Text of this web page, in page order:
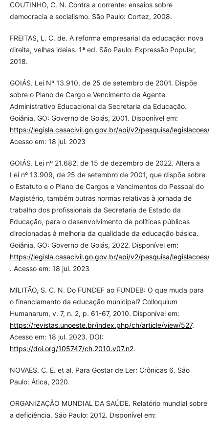
COUTINHO, C. N. Contra a corrente: ensaios sobre
democracia e socialismo. São Paulo: Cortez, 2008.
FREITAS, L. C. de. A reforma empresarial da educação: nova
direita, velhas ideias. 1ª ed. São Paulo: Expressão Popular,
2018.
GOIÁS. Lei Nº 13.910, de 25 de setembro de 2001. Dispõe
sobre o Plano de Cargo e Vencimento de Agente
Administrativo Educacional da Secretaria da Educação.
Goiânia, GO: Governo de Goiás, 2001. Disponível em:
https://legisla.casacivil.go.gov.br/api/v2/pesquisa/legislacoes/
Acesso em: 18 jul. 2023
GOIÁS. Lei nº 21.682, de 15 de dezembro de 2022. Altera a
Lei nº 13.909, de 25 de setembro de 2001, que dispõe sobre
o Estatuto e o Plano de Cargos e Vencimentos do Pessoal do
Magistério, também outras normas relativas à jornada de
trabalho dos profissionais da Secretaria de Estado da
Educação, para o desenvolvimento de políticas públicas
direcionadas à melhoria da qualidade da educação básica.
Goiânia, GO: Governo de Goiás, 2022. Disponível em:
https://legisla.casacivil.go.gov.br/api/v2/pesquisa/legislacoes/
. Acesso em: 18 jul. 2023
MILITÃO, S. C. N. Do FUNDEF ao FUNDEB: O que muda para
o financiamento da educação municipal? Colloquium
Humanarum, v. 7, n. 2, p. 61-67, 2010. Disponível em:
https://revistas.unoeste.br/index.php/ch/article/view/527.
Acesso em: 18 jul. 2023. DOI:
https://doi.org/105747/ch.2010.v07.n2.
NOVAES, C. E. et al. Para Gostar de Ler: Crônicas 6. São
Paulo: Ática, 2020.
ORGANIZAÇÃO MUNDIAL DA SAÚDE. Relatório mundial sobre
a deficiência. São Paulo: 2012. Disponível em: